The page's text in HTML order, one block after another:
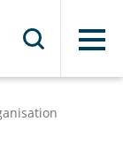
Menü